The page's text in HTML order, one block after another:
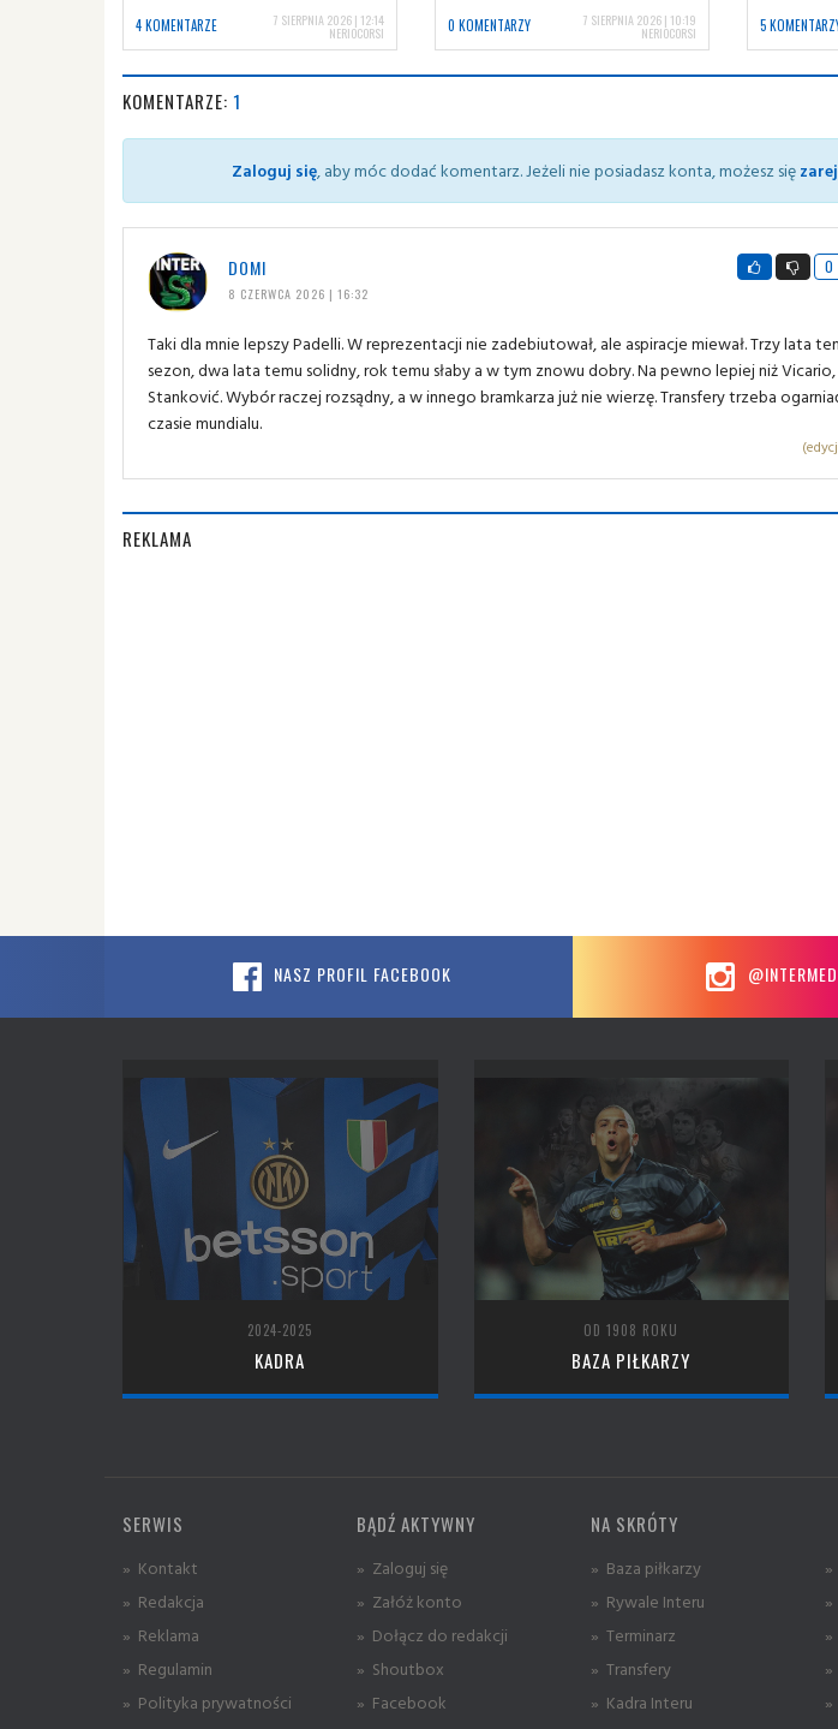
4 KOMENTARZE 7 SIERPNIA 2026 | 12:14
NERIOCORSI 0 KOMENTARZY 7 SIERPNIA 2026 | 10:19
NERIOCORSI 5
KOMENTARZE: 1
Zaloguj się, aby móc dodać komentarz. Jeżeli nie posiadasz konta, możesz się
DOMI
8 CZERWCA 2026 | 16:32
0
Taki dla mnie lepszy Padelli. W reprezentacji nie zadebiutował, ale aspiracje miewał. Trzy lata
sezon, dwa lata temu solidny, rok temu słaby a w tym znowu dobry. Na pewno lepiej niż
Stanković. Wybór raczej rozsądny, a w innego bramkarza już nie wierzę. Transfery trzeba
czasie mundialu.
REKLAMA
NASZ PROFIL FACEBOOK
2024-2025
KADRA
OD 1908 ROKU
BAZA PIŁKARZY
SERWIS
» Kontakt
» Redakcja
» Reklama
» Regulamin
» Polityka prywatności
BĄDŹ AKTYWNY
» Zaloguj się
» Załóż konto
» Dołącz do redakcji
» Shoutbox
» Facebook
NA SKRÓTY
» Baza piłkarzy
» Rywale Interu
» Terminarz
» Transfery
» Kadra Interu